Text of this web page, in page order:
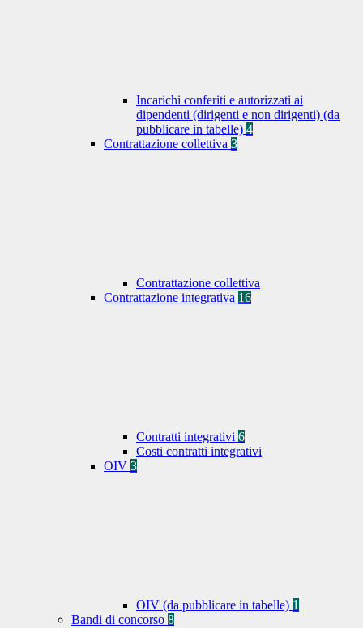
Incarichi conferiti e autorizzati ai
dipendenti (dirigenti e non dirigenti) (da
pubblicare in tabelle) 4
Contrattazione collettiva 3
Contrattazione collettiva
Contrattazione integrativa 16
Contratti integrativi 6
Costi contratti integrativi
OIV 3
OIV (da pubblicare in tabelle) 1
Bandi di concorso 8